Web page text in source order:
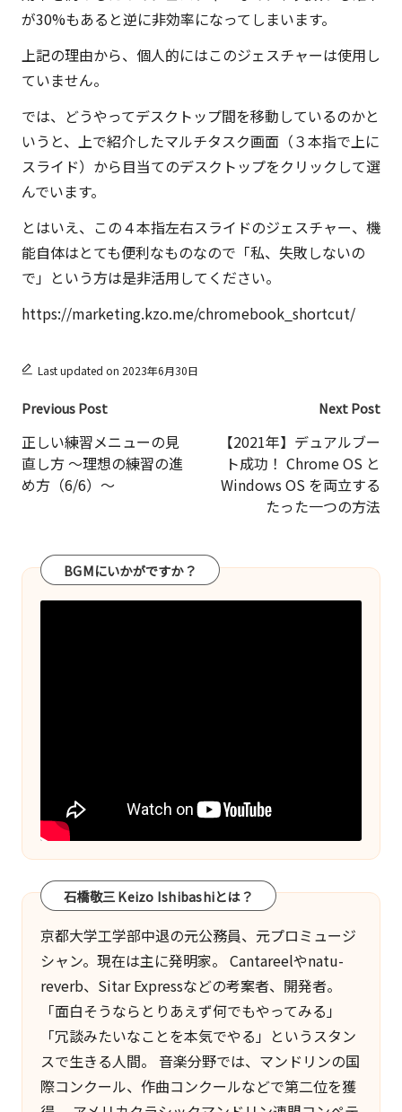
が30%もあると逆に非効率になってしまいます。
上記の理由から、個人的にはこのジェスチャーは使用し
ていません。
では、どうやってデスクトップ間を移動しているのかと
いうと、上で紹介したマルチタスク画面（３本指で上に
スライド）から目当てのデスクトップをクリックして選
んでいます。
とはいえ、この４本指左右スライドのジェスチャー、機
能自体はとても便利なものなので「私、失敗しないの
で」という方は是非活用してください。
https://marketing.kzo.me/chromebook_shortcut/
Last updated on 2023年6月30日
Post
navigation
Previous Post
正しい練習メニューの見
直し方 ～理想の練習の進
め方（6/6）～
Next Post
【2021年】デュアルブー
ト成功！ Chrome OS と
Windows OS を両立する
たった一つの方法
BGMにいかがですか？
石橋敬三 Keizo Ishibashiとは？
京都大学工学部中退の元公務員、元プロミュージ
シャン。現在は主に発明家。 Cantareelやnatu-
reverb、 Sitar Expressなどの考案者、開発者。
「面白そうならとりあえず何でもやってみる」
「冗談みたいなことを本気でやる」というスタン
スで生きる人間。 音楽分野では、マンドリンの国
際コンクール、作曲コンクールなどで第二位を獲